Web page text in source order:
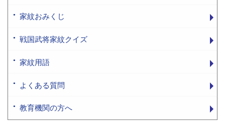
家紋おみくじ
戦国武将家紋クイズ
家紋用語
よくある質問
教育機関の方へ